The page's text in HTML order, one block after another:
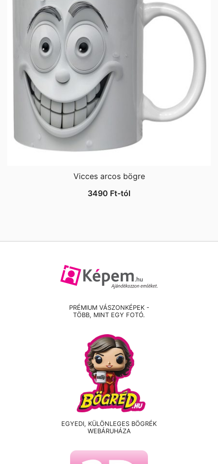
Vicces arcos bögre
3490 Ft-tól
PRÉMIUM VÁSZONKÉPEK -
TÖBB, MINT EGY FOTÓ.
EGYEDI, KÜLÖNLEGES BÖGRÉK
WEBÁRUHÁZA